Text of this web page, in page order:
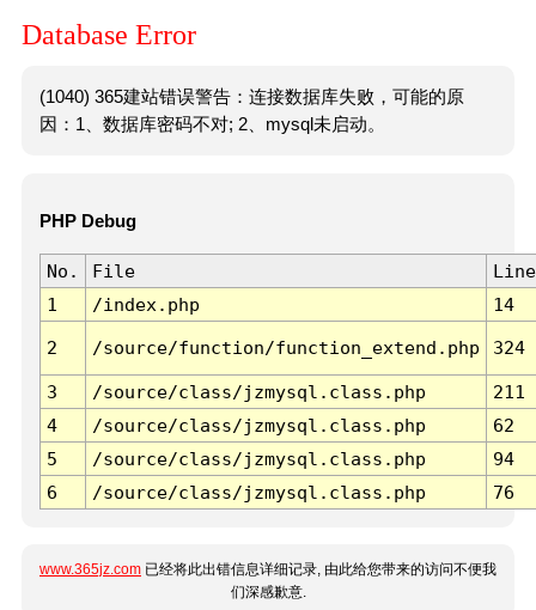
Database Error
(1040) 365建站错误警告：连接数据库失败，可能的原
因：1、数据库密码不对; 2、mysql未启动。
PHP Debug
No. File
Line
1
/index.php 14
2 /source/function/function_extend.php 324
3 /source/class/jzmysql.class.php
211
4
/source/class/jzmysql.class.php
62
5
/source/class/jzmysql.class.php
94
6
/source/class/jzmysql.class.php 76
www.365jz.com 已经将此出错信息详细记录, 由此给您带来的访问不便我
们深感歉意.